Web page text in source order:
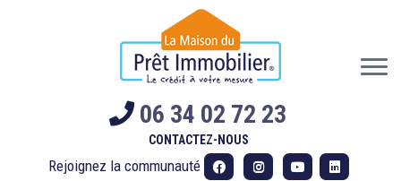
06 34 02 72 23
CONTACTEZ-NOUS
Rejoignez la communauté